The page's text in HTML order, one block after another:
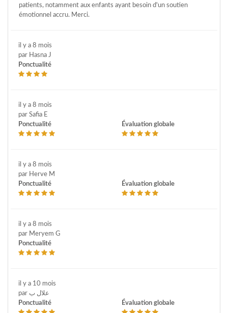
patients, notamment aux enfants ayant besoin d'un soutien
émotionnel accru. Merci.
il y a 8 mois
par Hasna J
Ponctualité
il y a 8 mois
par Safia E
Ponctualité
Évaluation globale
il y a 8 mois
par Herve M
Ponctualité
Évaluation globale
il y a 8 mois
par Meryem G
Ponctualité
il y a 10 mois
par علال ب
Ponctualité
Évaluation globale